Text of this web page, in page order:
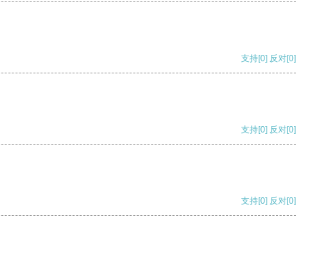
支持[0] 反对[0]
支持[0] 反对[0]
支持[0] 反对[0]